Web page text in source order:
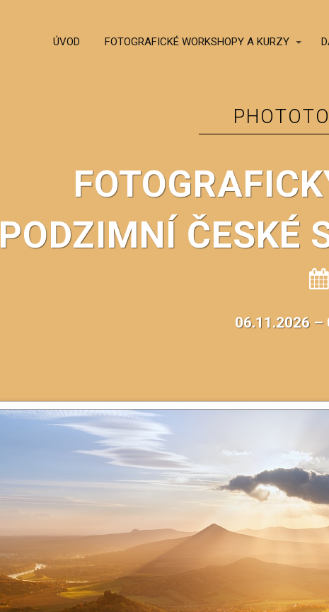
ÚVOD FOTOGRAFICKÉ WORKSHOPY A KURZY
PODZIMNÍ ČESKÉ
06.11.2026 –